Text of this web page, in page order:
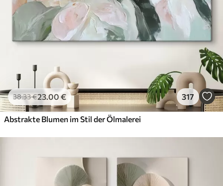
38.33€23.00 € 317
Abstrakte Blumen im Stil der Ölmalerei